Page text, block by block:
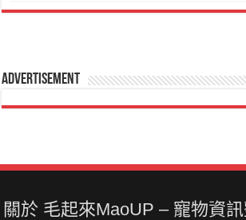
Advertisement
關於 毛起來MaoUP – 寵物資